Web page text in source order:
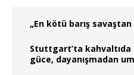
„En kötü barış
Stuttgart’ta kahvaltıda
güce, dayanışmadan